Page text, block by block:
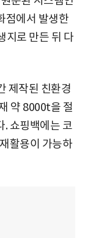
점에서 발생한
지로 만든 뒤 다
제작된 친환경
약 8000t을 절
. 쇼핑백에는 코
활용이 가능하